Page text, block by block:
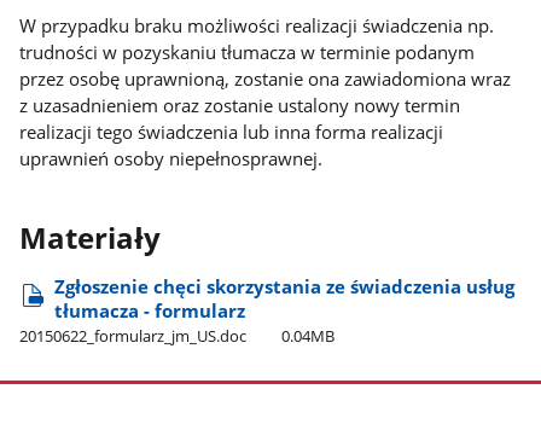
W przypadku braku możliwości realizacji świadczenia np.
trudności w pozyskaniu tłumacza w terminie podanym
przez osobę uprawnioną, zostanie ona zawiadomiona wraz
z uzasadnieniem oraz zostanie ustalony nowy termin
realizacji tego świadczenia lub inna forma realizacji
uprawnień osoby niepełnosprawnej.
Materiały
Zgłoszenie chęci skorzystania ze świadczenia usług
tłumacza - formularz
20150622​_formularz​_jm​_US.doc 0.04MB